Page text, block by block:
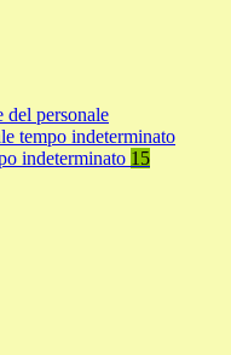
del personale
tempo indeterminato
indeterminato 15